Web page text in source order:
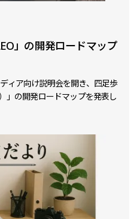
」の開発ロードマップ
ィア向け説明会を開き、四足歩
」の開発ロードマップを発表し